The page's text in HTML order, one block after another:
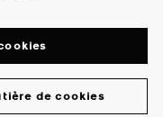
de cookies